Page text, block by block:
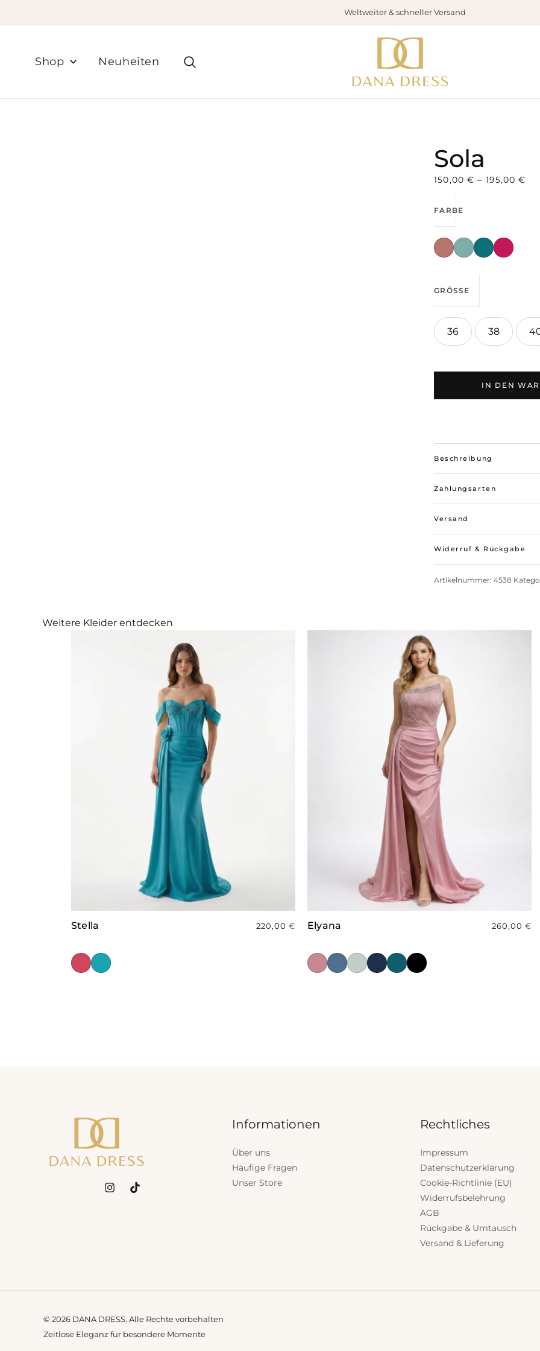
Weltweiter & schneller Versand
Shop Neuheiten
Suchen
Sola
150,00€ – 195,00€
FARBE
GRÖSSE
36 38
Sola
IN DEN
Beschreibung
Zahlungsarten
Versand
Widerruf & Rückgabe
Artikelnummer:4538
Weitere Kleider entdecken
Stella 220,00 € Elyana 260,00 €
Informationen
Über uns
Häufige Fragen
Unser Store
Rechtliches
Impressum
Datenschutzerklärung
Cookie-Richtlinie (EU)
Widerrufsbelehrung
AGB
Rückgabe & Umtausch
Versand & Lieferung
© 2026 DANA DRESS. Alle Rechte vorbehalten
Zeitlose Eleganz für besondere Momente